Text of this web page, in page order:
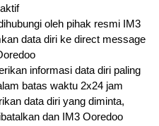
oleh pihak resmi IM3
data diri ke direct message
informasi data diri paling
batas waktu 2x24 jam
data diri yang diminta,
dan IM3 Ooredoo